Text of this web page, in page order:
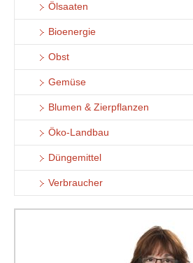
Ölsaaten
Bioenergie
Obst
Gemüse
Blumen & Zierpflanzen
Öko-Landbau
Düngemittel
Verbraucher